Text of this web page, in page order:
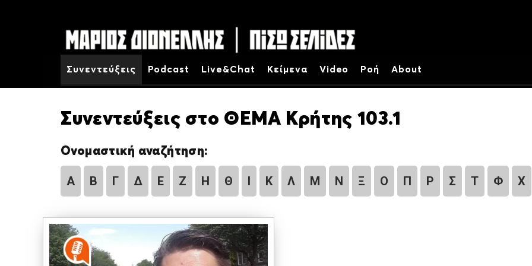
Συνεντεύξεις Podcast Live&Chat Κείμενα Video Ροή About
Συνεντεύξεις στο ΘΕΜΑ Κρήτης 103.1
Ονομαστική αναζήτηση:
Α Β Γ Δ Ε Ζ Η Θ Ι Κ Λ Μ Ν Ξ Ο Π Ρ Σ Τ Φ Χ